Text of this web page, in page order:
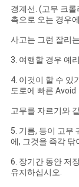
경계선. (고무 크
촉으로 오는 경우
사고는 그런 잘리
3. 여행할 경우 예
4. 이것이 할 수 있
도로에 빠른 Avoid
고무를 자르기와
5. 기름, 등이 고무
에, 그것을 즉각 닦
6. 장기간 동안 저
유지하십시오.